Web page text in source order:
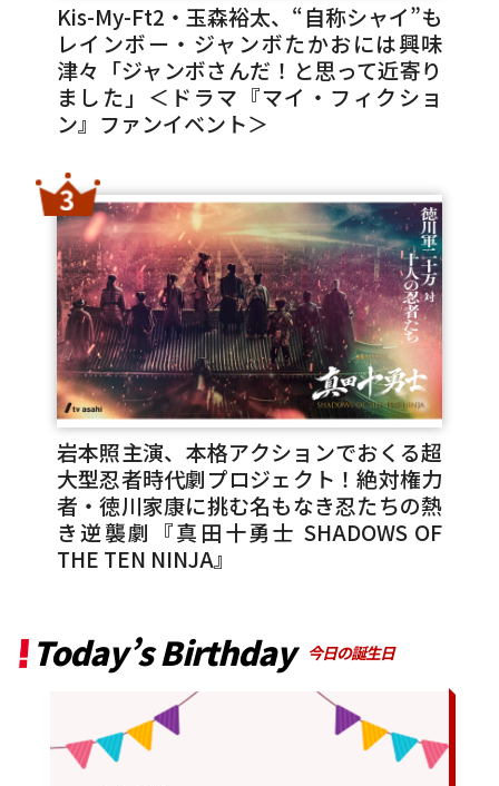
Today’s Birthday 今日の誕生日
Kis-My-Ft2・玉森裕太、“自称シャイ”も
レインボー・ジャンボたかおには興味
津々「ジャンボさんだ！と思って近寄り
ました」＜ドラマ『マイ・フィクショ
ン』ファンイベント＞
岩本照主演、本格アクションでおくる超
大型忍者時代劇プロジェクト！絶対権力
者・徳川家康に挑む名もなき忍たちの熱
き逆襲劇『真田十勇士 SHADOWS OF
THE TEN NINJA』